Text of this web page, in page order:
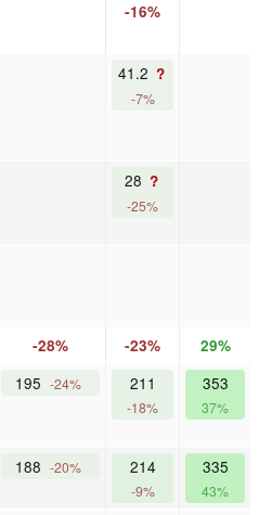
-16%
41.2 ?
-7%
28 ?
-25%
-28% -23% 29%
195 -24% 211
-18%
353
37%
188 -20% 214
-9%
335
43%